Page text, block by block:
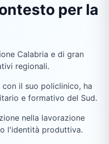
per la
Calabria e di gran
regionali.
con il suo policlinico, ha
e formativo del Sud.
nella lavorazione
l'identità produttiva.